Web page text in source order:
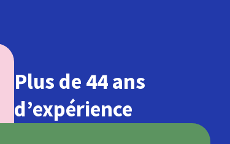
Plus de 44 ans
d’expérience